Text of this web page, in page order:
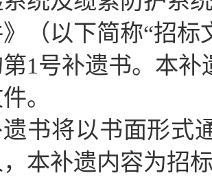
（以下简称“招标
1号补遗书。本补
。
书将以书面形式
本补遗内容为招